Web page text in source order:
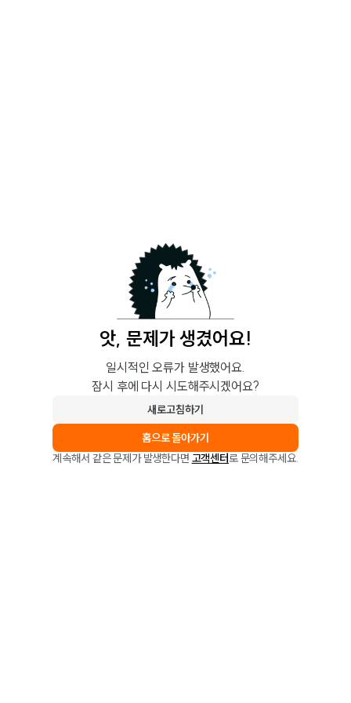
앗, 문제가 생겼어요!
일시적인 오류가 발생했어요.
잠시 후에 다시 시도해주시겠어요?
새로고침하기
홈으로 돌아가기
계속해서 같은 문제가 발생한다면 고객센터로 문의해주세요.